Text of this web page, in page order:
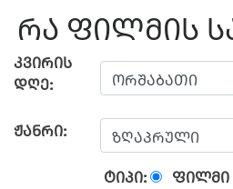
ᲠᲐ ᲤᲘᲚᲛᲘᲡ
ᲙᲕᲘᲠᲘᲡ
ᲓᲦᲔ:
ᲟᲐᲜᲠᲘ:
ᲢᲘᲞᲘ: ᲤᲘᲚᲛᲘ